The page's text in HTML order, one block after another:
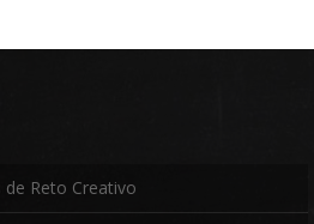
de Reto Creativo